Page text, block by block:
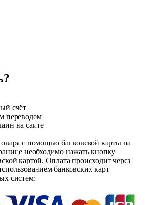
счёт
переводом
на сайте
с помощью банковской карты на
необходимо нажать кнопку
картой. Оплата происходит через
банковских карт
систем: